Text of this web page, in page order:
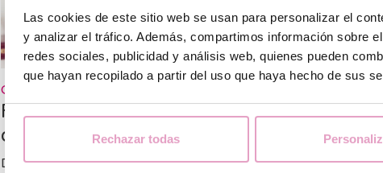
Las cookies de este sitio web se usan para personalizar el
y analizar el tráfico. Además, compartimos información sobre
redes sociales, publicidad y análisis web, quienes pueden
que hayan recopilado a partir del uso que haya hecho de sus
Rechazar todas
General
FIV con donación de
óvulos desde 3850 euros
Descubre en qué consiste la
¿Cómo se
temperatura
conseguir el